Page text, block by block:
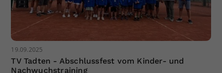
19.09.2025
TV Tadten - Abschlussfest vom Kinder- und
Nachwuchstraining
hat.